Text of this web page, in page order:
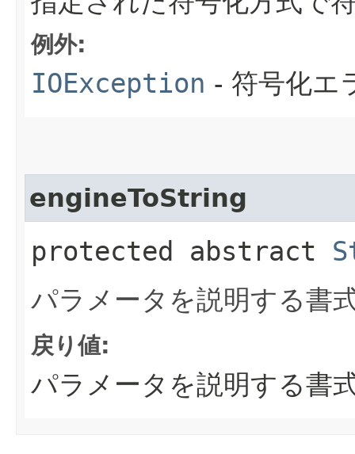
例外:
IOException - 符号化エ
engineToString
protected abstract
パラメータを説明する書
戻り値:
パラメータを説明する書